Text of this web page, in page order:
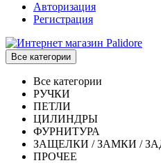
Авторизация
Регистрация
Все категории
Все категории
РУЧКИ
ПЕТЛИ
ЦИЛИНДРЫ
ФУРНИТУРА
ЗАЩЕЛКИ / ЗАМКИ /
ПРОЧЕЕ